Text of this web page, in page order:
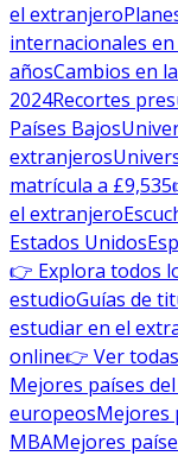
el extranjero
internacionales en
añosCambios en
2024Recortes
Países Bajos
extranjeros
matrícula a £9,535
el extranjero
Estados Unidos
👉 Explora todos
estudioGuías de
estudiar en el
online👉 Ver
Mejores países
europeosMejores
MBAMejores